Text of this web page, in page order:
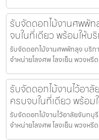
รับจัดดอกไม้งานศพพั
จบในที่เดียว พร้อมให้บ
รับจัดดอกไม้งานศพพัทลุง บริ
จำหน่ายโลงศพ โลงเย็น พวงห
รับจัดดอกไม้งานไว้อา
ครบจบในที่เดียว พร้อม
รับจัดดอกไม้งานไว้อาลัยจันท
จำหน่ายโลงศพ โลงเย็น พวงห